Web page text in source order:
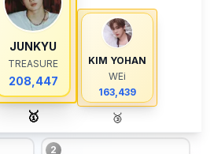
JUNKYU
TREASURE
208,447
🥇
KIM YOHAN
WEi
163,439
🥉
2